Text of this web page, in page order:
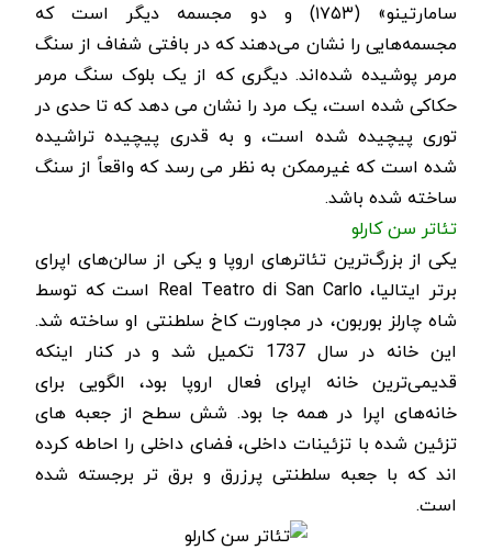
سامارتینو» (۱۷۵۳) و دو مجسمه دیگر است که
مجسمه‌هایی را نشان می‌دهند که در بافتی شفاف از سنگ
مرمر پوشیده شده‌اند. دیگری که از یک بلوک سنگ مرمر
حکاکی شده است، یک مرد را نشان می دهد که تا حدی در
توری پیچیده شده است، و به قدری پیچیده تراشیده
شده است که غیرممکن به نظر می رسد که واقعاً از سنگ
ساخته شده باشد.
تئاتر سن کارلو
یکی از بزرگ‌ترین تئاترهای اروپا و یکی از سالن‌های اپرای
برتر ایتالیا،Real Teatro di San Carlo است که توسط
شاه چارلز بوربون، در مجاورت کاخ سلطنتی او ساخته شد.
این خانه در سال 1737 تکمیل شد و در کنار اینکه
قدیمی‌ترین خانه اپرای فعال اروپا بود، الگویی برای
خانه‌های اپرا در همه جا بود. شش سطح از جعبه های
تزئین شده با تزئینات داخلی، فضای داخلی را احاطه کرده
اند که با جعبه سلطنتی پرزرق و برق تر برجسته شده
است.